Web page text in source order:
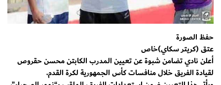
حفظ الصورة
عتق (كريتر سكاي)خاص
أعلن نادي تضامن شبوة عن تعيين المدرب الكابتن محسن حقروص
لقيادة الفريق خلال منافسات كأس الجمهورية لكرة القدم.